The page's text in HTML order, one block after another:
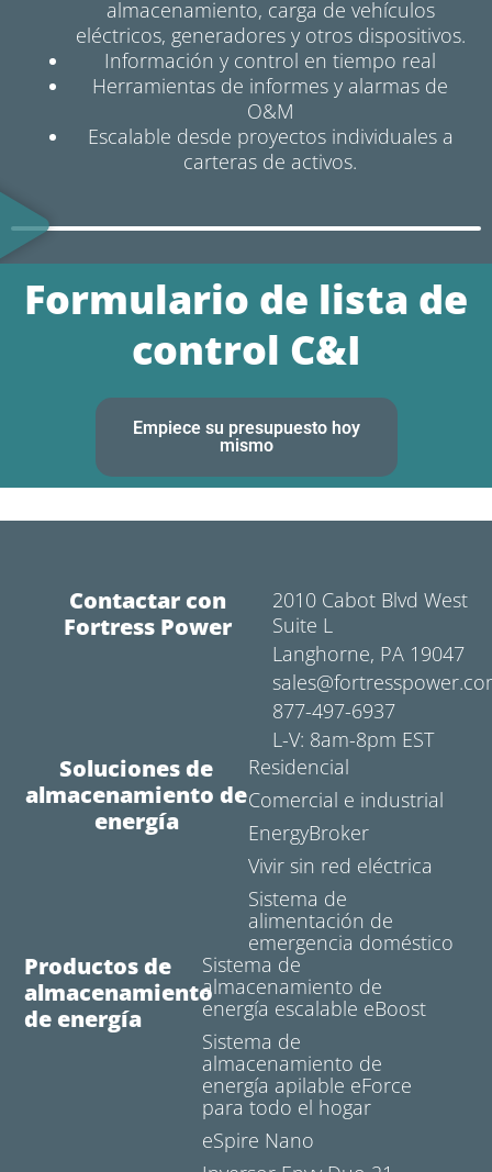
almacenamiento, carga de vehículos
eléctricos, generadores y otros dispositivos.
Información y control en tiempo real
Herramientas de informes y alarmas de
O&M
Escalable desde proyectos individuales a
carteras de activos.
Formulario de lista de
control C&I
Empiece su presupuesto hoy
mismo
Contactar con
Fortress Power
2010 Cabot Blvd West
Suite L
Langhorne, PA 19047
877-497-6937
L-V: 8am-8pm EST
Soluciones de
almacenamiento de
energía
Residencial
Comercial e industrial
EnergyBroker
Vivir sin red eléctrica
Sistema de
alimentación de
emergencia doméstico
Productos de
almacenamiento
de energía
Sistema de
almacenamiento de
energía escalable eBoost
Sistema de
almacenamiento de
energía apilable eForce
para todo el hogar
eSpire Nano